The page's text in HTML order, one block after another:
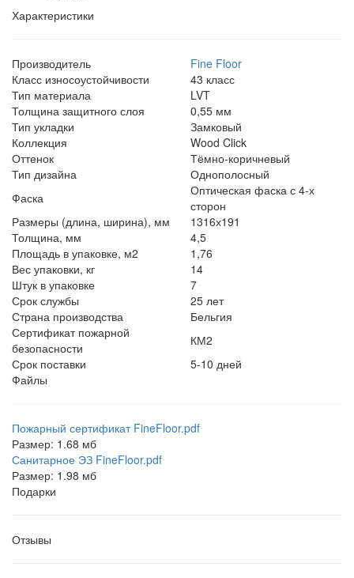
Характеристики
Производитель
Fine Floor
Класс износоустойчивости
43 класс
Тип материала
LVT
Толщина защитного слоя
0,55 мм
Тип укладки
Замковый
Коллекция
Wood Click
Оттенок
Тёмно-коричневый
Тип дизайна
Однополосный
Фаска
Оптическая фаска с 4-х
сторон
Размеры (длина, ширина), мм
1316х191
Толщина, мм
4,5
Площадь в упаковке, м2
1,76
Вес упаковки, кг
14
Штук в упаковке
7
Срок службы
25 лет
Страна производства
Бельгия
Сертификат пожарной
безопасности
КМ2
Срок поставки
5-10 дней
Файлы
Пожарный сертификат FineFloor.pdf
Размер: 1.68 мб
Санитарное ЭЗ FineFloor.pdf
Размер: 1.98 мб
Подарки
Отзывы